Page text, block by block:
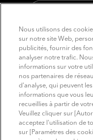
Découvrez le
SUIVEZ MITSUBISHI
YoutubeLinkedinInstagram
Nous utilisons des
sur notre site Web,
publicités, fournir des
analyser notre trafic.
informations sur votre
nos partenaires de
d'analyse, qui peuvent
informations que vous
recueillies à partir de
Veuillez cliquer sur
acceptez l'utilisation de
sur [Paramètres des